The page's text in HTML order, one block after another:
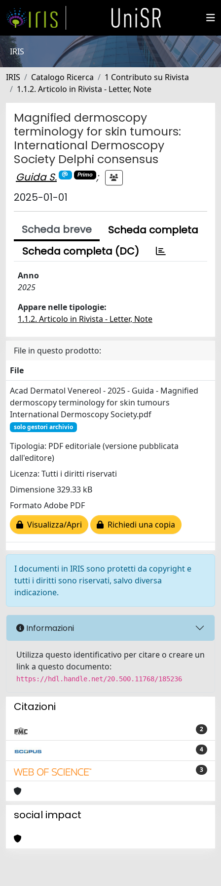
IRIS
IRIS Catalogo Ricerca
1 Contributo su Rivista
1.1.2. Articolo in Rivista - Letter, Note
Magnified dermoscopy
terminology for skin tumours:
International Dermoscopy
Society Delphi consensus
Guida S. Primo
;
2025-01-01
Scheda breve
Scheda completa
Scheda completa (DC)
Anno
2025
Appare nelle tipologie:
1.1.2. Articolo in Rivista - Letter, Note
File in questo prodotto:
File
Acad Dermatol Venereol - 2025 - Guida - Magnified
dermoscopy terminology for skin tumours
International Dermoscopy Society.pdf
solo gestori archivio
Tipologia: PDF editoriale (versione pubblicata
dall'editore)
Licenza: Tutti i diritti riservati
Dimensione 329.33 kB
Formato Adobe PDF
Visualizza/Apri
Richiedi una copia
I documenti in IRIS sono protetti da copyright e
tutti i diritti sono riservati, salvo diversa
indicazione.
Informazioni
Utilizza questo identificativo per citare o creare un
link a questo documento:
https://hdl.handle.net/20.500.11768/185236
Citazioni
2
4
3
social impact